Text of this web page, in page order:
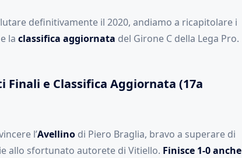
definitivamente il 2020, andiamo a ricapitolare i
la classifica aggiornata del Girone C della Lega Pro.
Finali e Classifica Aggiornata (17a
l’Avellinodi Piero Braglia, bravo a superare di
allo sfortunato autorete di Vitiello. Finisce 1-0 anche